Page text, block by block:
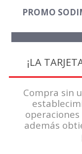
PROMO
¡LA
Compra sin
además